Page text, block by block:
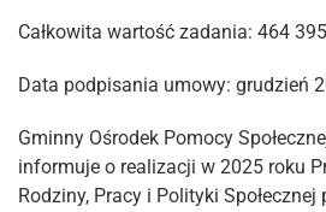
Całkowita wartość zadania: 464
Data podpisania umowy: grudzień
Gminny Ośrodek Pomocy
informuje o realizacji w 2025 roku
Rodziny, Pracy i Polityki